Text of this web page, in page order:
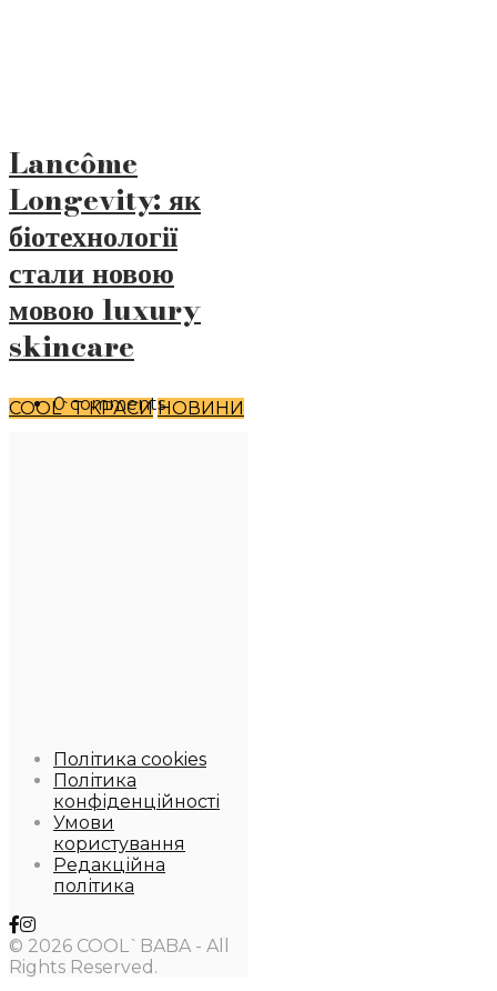
COOL`T КРАСИ НОВИНИ
Lancôme
Longevity: як
біотехнології
стали новою
мовою luxury
skincare
0 comments
Політика cookies
Політика
конфіденційності
Умови
користування
Редакційна
політика
© 2026 COOL`BABA - All
Rights Reserved.